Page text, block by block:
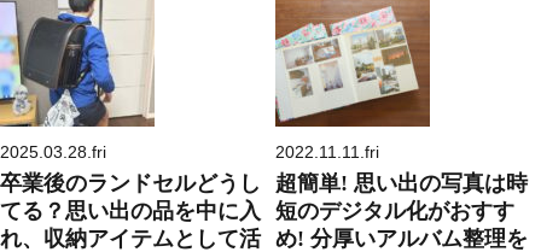
2025.03.28.fri
卒業後のランドセルどうし
てる？思い出の品を中に入
れ、収納アイテムとして活
2022.11.11.fri
超簡単! 思い出の写真は時
短のデジタル化がおすす
め! 分厚いアルバム整理を